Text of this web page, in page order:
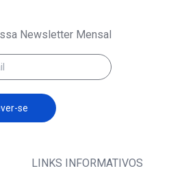
LINKS INFORMATIVOS
Newsletter Mensal
se